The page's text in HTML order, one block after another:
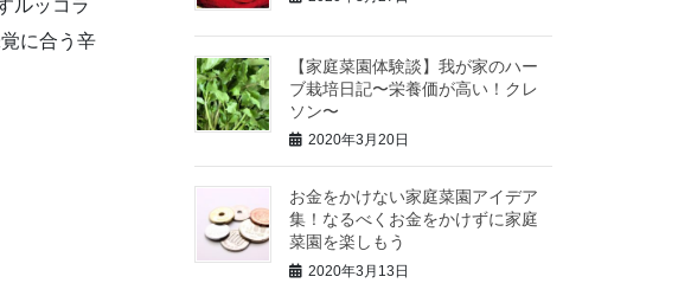
ルッコラ
に合う辛
【家庭菜園体験談】我が家のハー
ブ栽培日記〜栄養価が高い！クレ
ソン〜
2020年3月20日
お金をかけない家庭菜園アイデア
集！なるべくお金をかけずに家庭
菜園を楽しもう
2020年3月13日